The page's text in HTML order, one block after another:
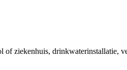
ziekenhuis, drinkwaterinstallatie,